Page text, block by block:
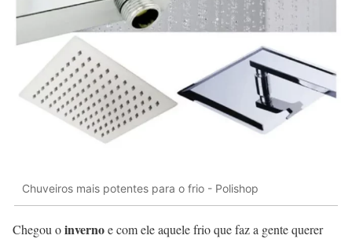
Chuveiros mais potentes para o frio - Polishop
Chegou oinvernoe com ele aquele frio que faz a gente querer